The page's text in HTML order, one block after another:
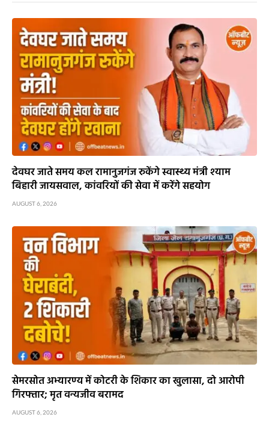
देवघर जाते समय कल रामानुजगंज रुकेंगे स्वास्थ्य मंत्री श्याम
बिहारी जायसवाल, कांवरियों की सेवा में करेंगे सहयोग
AUGUST 6, 2026
सेमरसोत अभ्यारण्य में कोटरी के शिकार का खुलासा, दो आरोपी
गिरफ्तार; मृत वन्यजीव बरामद
AUGUST 6, 2026